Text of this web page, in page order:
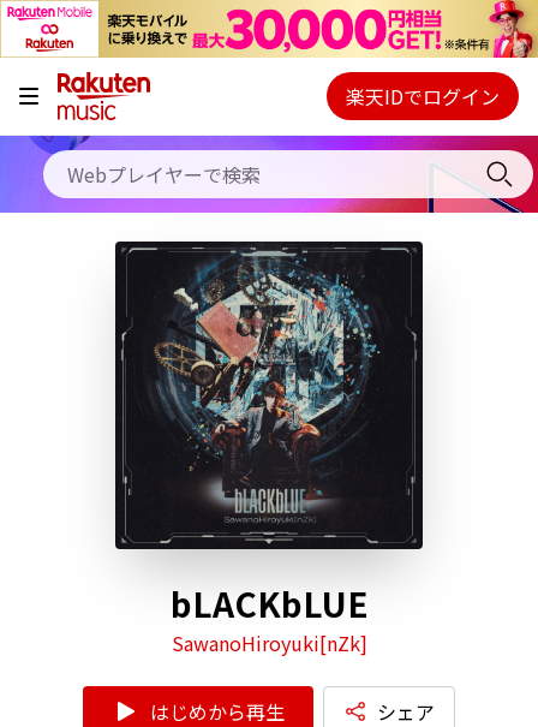
キャンペーン
料金プラン
使い方
初回30日間無料お試し
Webプレイヤー
ご契約内容の確認・変更
楽天IDでログイン
bLACKbLUE
SawanoHiroyuki[nZk]
はじめから再生 シェア